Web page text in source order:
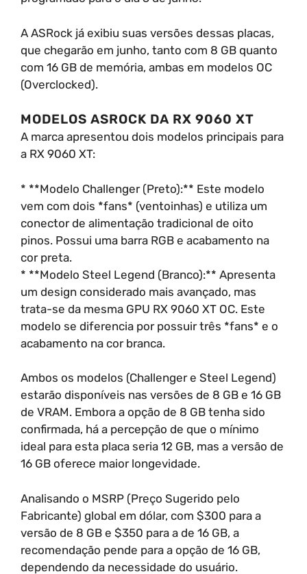
A ASRock já exibiu suas versões dessas placas,
que chegarão em junho, tanto com 8 GB quanto
com 16 GB de memória, ambas em modelos OC
(Overclocked).
MODELOS ASROCK DA RX 9060 XT
A marca apresentou dois modelos principais para
a RX 9060 XT:
* **Modelo Challenger (Preto):** Este modelo
vem com dois *fans* (ventoinhas) e utiliza um
conector de alimentação tradicional de oito
pinos. Possui uma barra RGB e acabamento na
cor preta.
* **Modelo Steel Legend (Branco):** Apresenta
um design considerado mais avançado, mas
trata-se da mesma GPU RX 9060 XT OC. Este
modelo se diferencia por possuir três *fans* e o
acabamento na cor branca.
Ambos os modelos (Challenger e Steel Legend)
estarão disponíveis nas versões de 8 GB e 16 GB
de VRAM. Embora a opção de 8 GB tenha sido
confirmada, há a percepção de que o mínimo
ideal para esta placa seria 12 GB, mas a versão de
16 GB oferece maior longevidade.
Analisando o MSRP (Preço Sugerido pelo
Fabricante) global em dólar, com $300 para a
versão de 8 GB e $350 para a de 16 GB, a
recomendação pende para a opção de 16 GB,
dependendo da necessidade do usuário.